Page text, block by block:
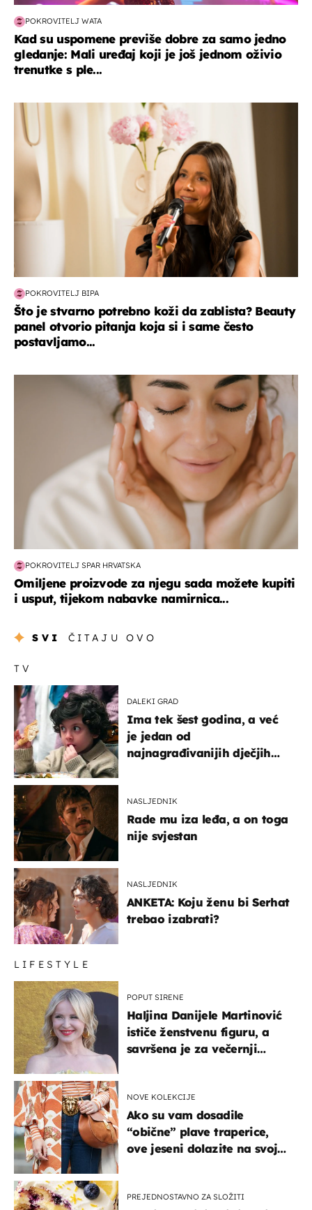
POKROVITELJ WATA
Kad su uspomene previše dobre za samo jedno
gledanje: Mali uređaj koji je još jednom oživio
trenutke s ple...
moda & ljepota
POKROVITELJ BIPA
Što je stvarno potrebno koži da zablista? Beauty
panel otvorio pitanja koja si i same često
postavljamo...
moda & ljepota
POKROVITELJ SPAR HRVATSKA
Omiljene proizvode za njegu sada možete kupiti
i usput, tijekom nabavke namirnica...
SVI ČITAJU OVO
TV
DALEKI GRAD
Ima tek šest godina, a već
je jedan od
najnagrađivanijih dječjih
NASLJEDNIK
Rade mu iza leđa, a on toga
nije svjestan
NASLJEDNIK
ANKETA: Koju ženu bi Serhat
trebao izabrati?
LIFESTYLE
POPUT SIRENE
Haljina Danijele Martinović
ističe ženstvenu figuru, a
savršena je za večernji
NOVE KOLEKCIJE
Ako su vam dosadile
“obične” plave traperice,
ove jeseni dolazite na svoje
PREJEDNOSTAVNO ZA SLOŽITI